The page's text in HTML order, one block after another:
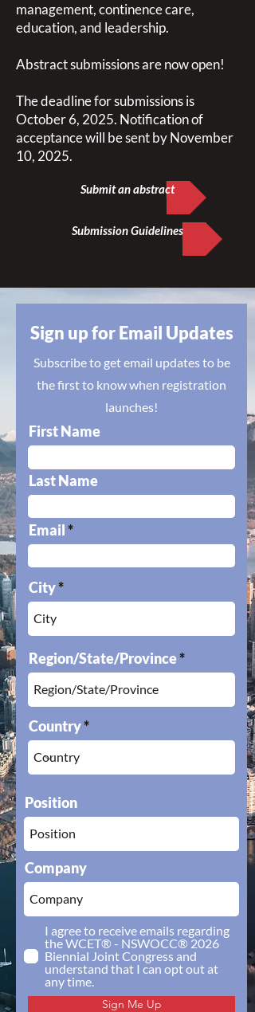
management, continence care,
education, and leadership.
Abstract submissions are now open!
The deadline for submissions is
October 6, 2025. Notification of
acceptance will be sent by November
10, 2025.
Submit an abstract
Submission Guidelines
Sign up for Email Updates
Subscribe to get email updates to be
the first to know when registration
launches!
First Name
Last Name
Email
City
Region/State/Province
Country
Position
Company
I agree to receive emails regarding
the WCET® - NSWOCC® 2026
Biennial Joint Congress and
understand that I can opt out at
any time.
Sign Me Up